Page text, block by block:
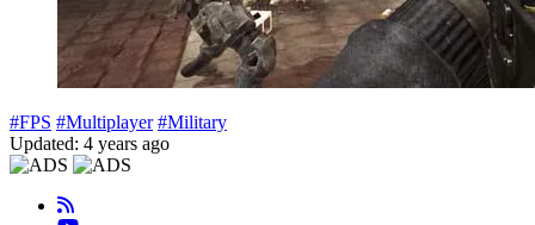
#FPS #Multiplayer #Military
Updated: 4 years ago